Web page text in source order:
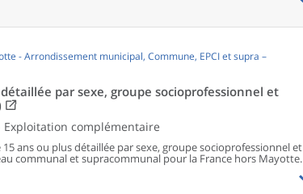
- Arrondissement municipal, Commune, EPCI et supra –
par sexe, groupe socioprofessionnel et
complémentaire
ans ou plus détaillée par sexe, groupe socioprofessionnel et
communal et supracommunal pour la France hors Mayotte